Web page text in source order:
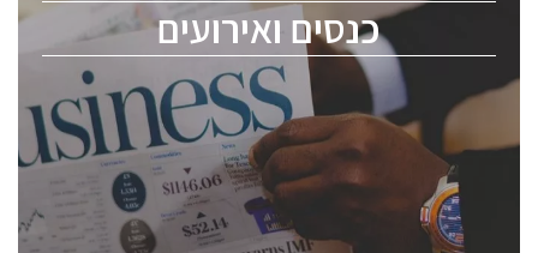
כנסים ואירועים
ChipEx2026 will be held on May 12-13, 2026. The
conference is intended for everyone involved in the
semiconductor industry, including engineers,
professional experts, and senior executives.
לחץ לפרטים